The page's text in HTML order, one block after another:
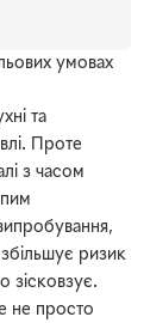
та
Проте
з часом
ризик
зісковзує.
не просто